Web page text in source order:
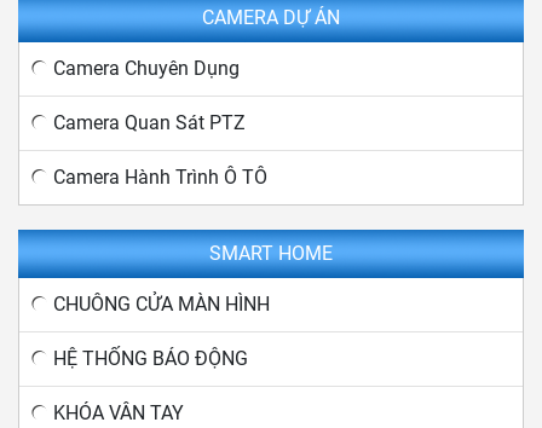
CAMERA DỰ ÁN
Camera Chuyên Dụng
Camera Quan Sát PTZ
Camera Hành Trình Ô TÔ
SMART HOME
CHUÔNG CỬA MÀN HÌNH
HỆ THỐNG BÁO ĐỘNG
KHÓA VÂN TAY